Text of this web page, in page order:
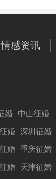
情感资讯
婚 中山征婚
婚 深圳征婚
婚 重庆征婚
婚 天津征婚